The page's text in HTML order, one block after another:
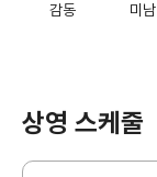
감동 미남
상영 스케줄